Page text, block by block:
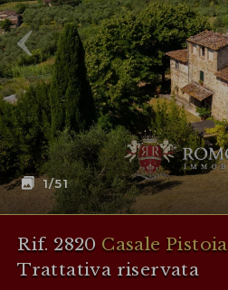
1/51
Rif. 2820 Casale Pistoia
Trattativa riservata